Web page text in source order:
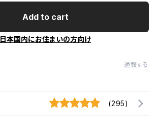
Add to cart
日本国内にお住まいの方向け
通報する
(295)